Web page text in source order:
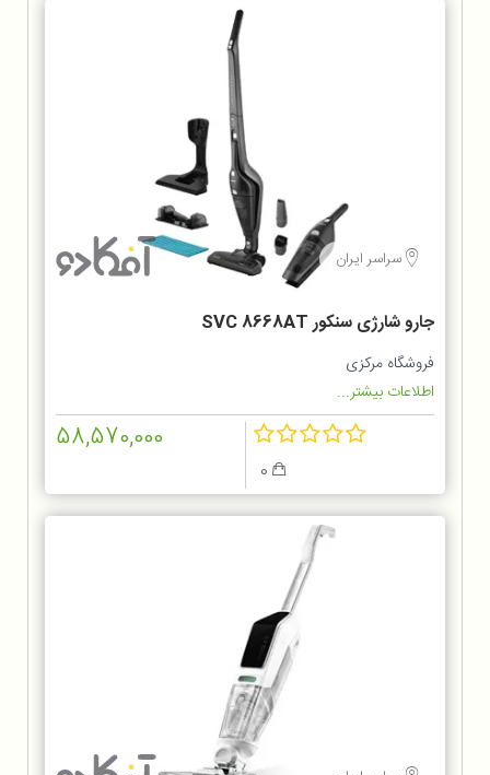
سراسر ایران
جارو شارژی سنکور SVC 8668AT
فروشگاه مرکزی
اطلاعات بیشتر...
58,570,000